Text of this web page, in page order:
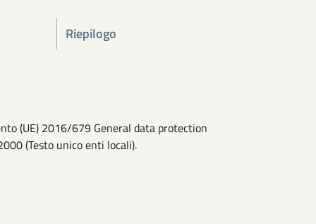
Riepilogo
(UE) 2016/679 General data protection
(Testo unico enti locali).